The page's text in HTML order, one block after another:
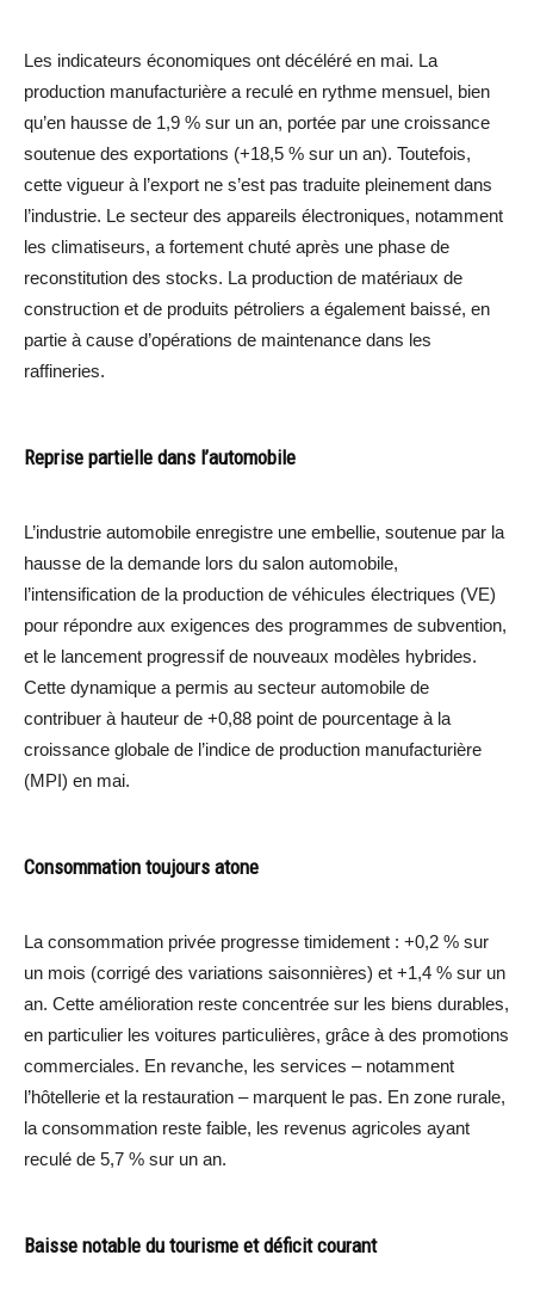
Les indicateurs économiques ont décéléré en mai. La
production manufacturière a reculé en rythme mensuel, bien
qu’en hausse de 1,9 % sur un an, portée par une croissance
soutenue des exportations (+18,5 % sur un an). Toutefois,
cette vigueur à l’export ne s’est pas traduite pleinement dans
l’industrie. Le secteur des appareils électroniques, notamment
les climatiseurs, a fortement chuté après une phase de
reconstitution des stocks. La production de matériaux de
construction et de produits pétroliers a également baissé, en
partie à cause d’opérations de maintenance dans les
raffineries.
Reprise partielle dans l’automobile
L’industrie automobile enregistre une embellie, soutenue par la
hausse de la demande lors du salon automobile,
l’intensification de la production de véhicules électriques (VE)
pour répondre aux exigences des programmes de subvention,
et le lancement progressif de nouveaux modèles hybrides.
Cette dynamique a permis au secteur automobile de
contribuer à hauteur de +0,88 point de pourcentage à la
croissance globale de l’indice de production manufacturière
(MPI) en mai.
Consommation toujours atone
La consommation privée progresse timidement : +0,2 % sur
un mois (corrigé des variations saisonnières) et +1,4 % sur un
an. Cette amélioration reste concentrée sur les biens durables,
en particulier les voitures particulières, grâce à des promotions
commerciales. En revanche, les services – notamment
l’hôtellerie et la restauration – marquent le pas. En zone rurale,
la consommation reste faible, les revenus agricoles ayant
reculé de 5,7 % sur un an.
Baisse notable du tourisme et déficit courant